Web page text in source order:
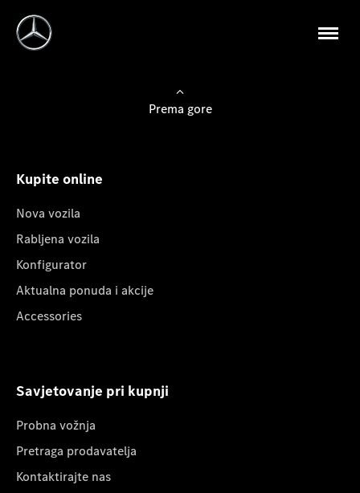
Prema gore
Kupite online
Nova vozila
Rabljena vozila
Konfigurator
Aktualna ponuda i akcije
Accessories
Savjetovanje pri kupnji
Probna vožnja
Pretraga prodavatelja
Kontaktirajte nas